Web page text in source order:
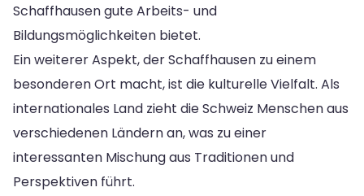
Schaffhausen gute Arbeits- und
Bildungsmöglichkeiten bietet.
Ein weiterer Aspekt, der Schaffhausen zu einem
besonderen Ort macht, ist die kulturelle Vielfalt. Als
internationales Land zieht die Schweiz Menschen aus
verschiedenen Ländern an, was zu einer
interessanten Mischung aus Traditionen und
Perspektiven führt.